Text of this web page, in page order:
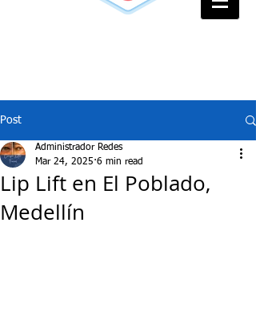
Post
Lip Lift en El Poblado,
Medellín
Administrador Redes
Mar 24, 2025 6 min read